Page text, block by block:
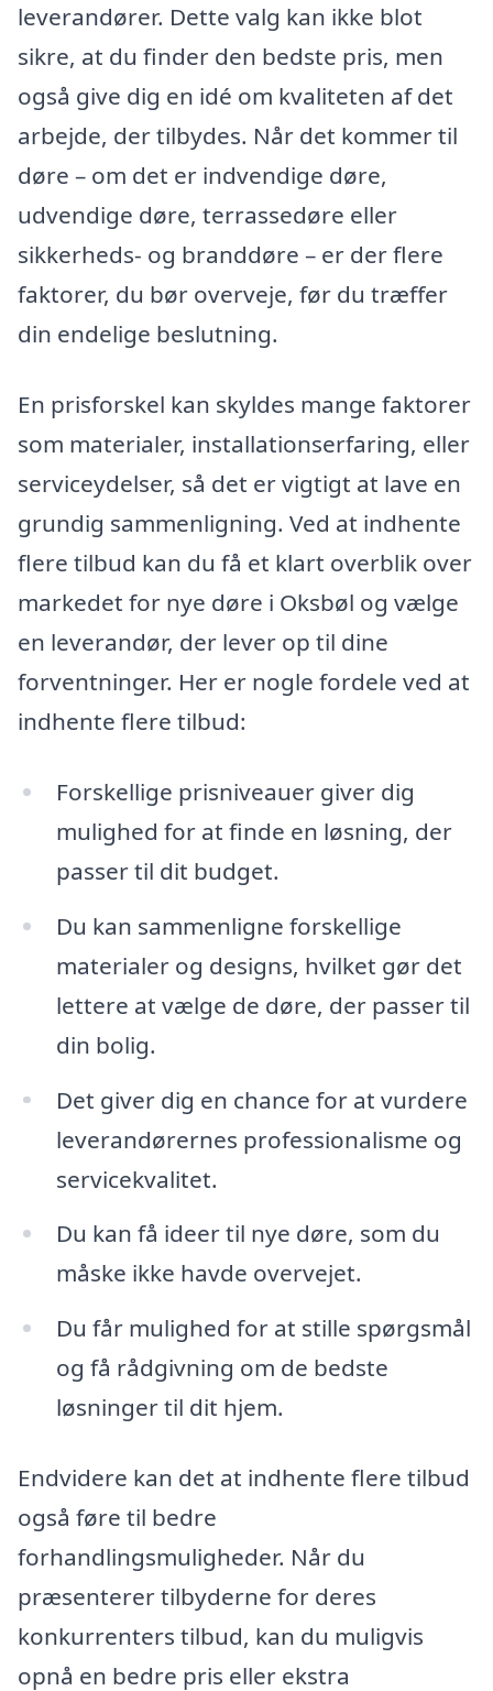
leverandører. Dette valg kan ikke blot
sikre, at du finder den bedste pris, men
også give dig en idé om kvaliteten af det
arbejde, der tilbydes. Når det kommer til
døre – om det er indvendige døre,
udvendige døre, terrassedøre eller
sikkerheds- og branddøre – er der flere
faktorer, du bør overveje, før du træffer
din endelige beslutning.
En prisforskel kan skyldes mange faktorer
som materialer, installationserfaring, eller
serviceydelser, så det er vigtigt at lave en
grundig sammenligning. Ved at indhente
flere tilbud kan du få et klart overblik over
markedet for nye døre i Oksbøl og vælge
en leverandør, der lever op til dine
forventninger. Her er nogle fordele ved at
indhente flere tilbud:
Forskellige prisniveauer giver dig
mulighed for at finde en løsning, der
passer til dit budget.
Du kan sammenligne forskellige
materialer og designs, hvilket gør det
lettere at vælge de døre, der passer til
din bolig.
Det giver dig en chance for at vurdere
leverandørernes professionalisme og
servicekvalitet.
Du kan få ideer til nye døre, som du
måske ikke havde overvejet.
Du får mulighed for at stille spørgsmål
og få rådgivning om de bedste
løsninger til dit hjem.
Endvidere kan det at indhente flere tilbud
også føre til bedre
forhandlingsmuligheder. Når du
præsenterer tilbyderne for deres
konkurrenters tilbud, kan du muligvis
opnå en bedre pris eller ekstra